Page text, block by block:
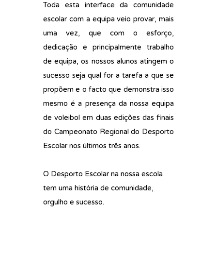
Toda esta interface da comunidade
escolar com a equipa veio provar, mais
uma vez, que com o esforço,
dedicação e principalmente trabalho
de equipa, os nossos alunos atingem o
sucesso seja qual for a tarefa a que se
propõem e o facto que demonstra isso
mesmo é a presença da nossa equipa
de voleibol em duas edições das finais
do Campeonato Regional do Desporto
Escolar nos últimos três anos.
O Desporto Escolar na nossa escola
tem uma história de comunidade,
orgulho e sucesso.